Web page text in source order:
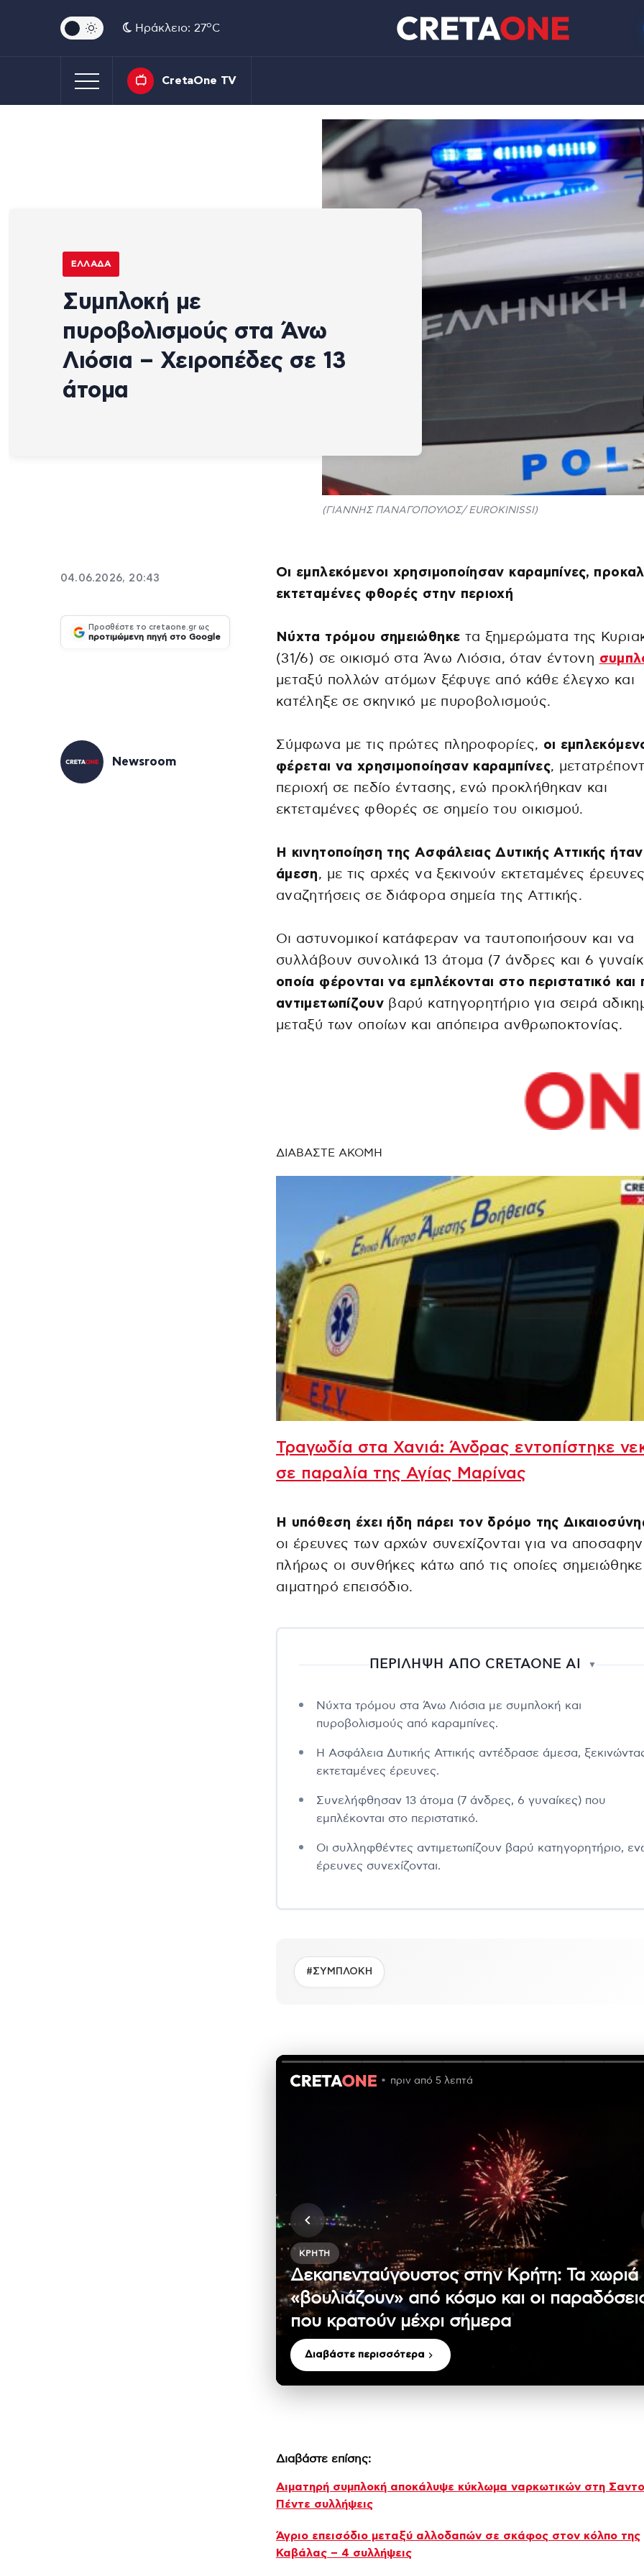
Ηράκλειο: 27oC
CretaOne TV
ΕΛΛΆΔΑ
Συμπλοκή με
πυροβολισμούς στα Άνω
Λιόσια – Χειροπέδες σε 13
άτομα
(ΓΙΑΝΝΗΣ ΠΑΝΑΓΟΠΟΥΛΟΣ/ EUROKINISSI)
04.06.2026, 20:43
Προσθέστε το cretaone.gr ως
προτιμώμενη πηγή στο Google
Newsroom
Οι εμπλεκόμενοι χρησιμοποίησαν καραμπίνες,
εκτεταμένες φθορές στην περιοχή
Νύχτα τρόμου σημειώθηκε τα ξημερώματα της
(31/6) σε οικισμό στα Άνω Λιόσια, όταν έντονη
μεταξύ πολλών ατόμων ξέφυγε από κάθε έλεγχο και
κατέληξε σε σκηνικό με πυροβολισμούς.
Σύμφωνα με τις πρώτες πληροφορίες, οι
φέρεται να χρησιμοποίησαν καραμπίνες,
περιοχή σε πεδίο έντασης, ενώ προκλήθηκαν και
εκτεταμένες φθορές σε σημείο του οικισμού.
Η κινητοποίηση της Ασφάλειας Δυτικής Αττικής ήταν
άμεση, με τις αρχές να ξεκινούν εκτεταμένες
αναζητήσεις σε διάφορα σημεία της Αττικής.
Οι αστυνομικοί κατάφεραν να ταυτοποιήσουν και να
συλλάβουν συνολικά 13 άτομα (7 άνδρες και 6
οποία φέρονται να εμπλέκονται στο περιστατικό και
αντιμετωπίζουν βαρύ κατηγορητήριο για σειρά
μεταξύ των οποίων και απόπειρα ανθρωποκτονίας.
ΔΙΑΒΑΣΤΕ ΑΚΟΜΗ
Τραγωδία στα Χανιά: Άνδρας εντοπίστηκε
σε παραλία της Αγίας Μαρίνας
Η υπόθεση έχει ήδη πάρει τον δρόμο της
οι έρευνες των αρχών συνεχίζονται για να
πλήρως οι συνθήκες κάτω από τις οποίες σημειώθηκε
αιματηρό επεισόδιο.
ΠΕΡΙΛΗΨΗ ΑΠΟ CRETAONE AI ▼
Νύχτα τρόμου στα Άνω Λιόσια με συμπλοκή και
πυροβολισμούς από καραμπίνες.
Η Ασφάλεια Δυτικής Αττικής αντέδρασε άμεσα,
εκτεταμένες έρευνες.
Συνελήφθησαν 13 άτομα (7 άνδρες, 6 γυναίκες) που
εμπλέκονται στο περιστατικό.
Οι συλληφθέντες αντιμετωπίζουν βαρύ κατηγορητήριο,
έρευνες συνεχίζονται.
#ΣΥΜΠΛΟΚΗ
πριν από 5 λεπτά
ΚΡΉΤΗ
Δεκαπενταύγουστος στην Κρήτη: Τα χωριά
«βουλιάζουν» από κόσμο και οι
που κρατούν μέχρι σήμερα
Διαβάστε περισσότερα
Διαβάστε επίσης:
Αιματηρή συμπλοκή αποκάλυψε κύκλωμα ναρκωτικών στη
Πέντε συλλήψεις
Άγριο επεισόδιο μεταξύ αλλοδαπών σε σκάφος στον κόλπο της
Καβάλας – 4 συλλήψεις